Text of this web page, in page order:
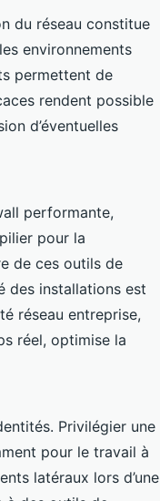
du réseau constitue
environnements
permettent de
rendent possible
d’éventuelles
performante,
pour la
de ces outils de
des installations est
réseau entreprise,
réel, optimise la
Privilégier une
pour le travail à
latéraux lors d’une